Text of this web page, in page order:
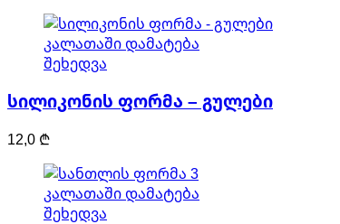
კალათაში დამატება
შეხედვა
სილიკონის ფორმა – გულები
12,0 ₾
კალათაში დამატება
შეხედვა